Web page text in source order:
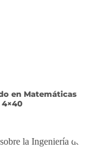
en Matemáticas